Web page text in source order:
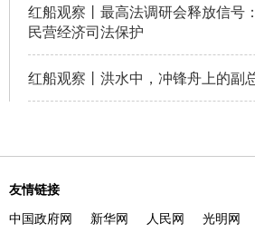
红船观察丨最高法调研会释放信号
民营经济司法保护
红船观察丨洪水中，冲锋舟上的副
友情链接
中国政府网
新华网 人民网 光明网